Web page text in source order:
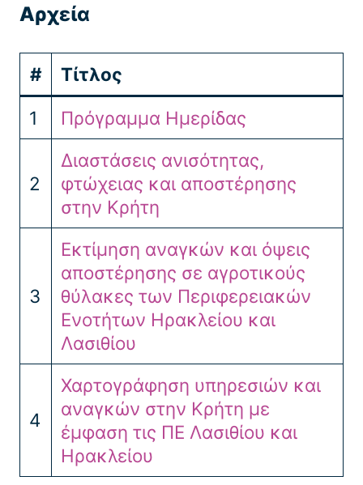
Αρχεία
#
Τίτλος
1
Πρόγραμμα Ημερίδας
2
Διαστάσεις ανισότητας,
φτώχειας και αποστέρησης
στην Κρήτη
3
Εκτίμηση αναγκών και όψεις
αποστέρησης σε αγροτικούς
θύλακες των Περιφερειακών
Ενοτήτων Ηρακλείου και
Λασιθίου
4
Χαρτογράφηση υπηρεσιών και
αναγκών στην Κρήτη με
έμφαση τις ΠΕ Λασιθίου και
Ηρακλείου